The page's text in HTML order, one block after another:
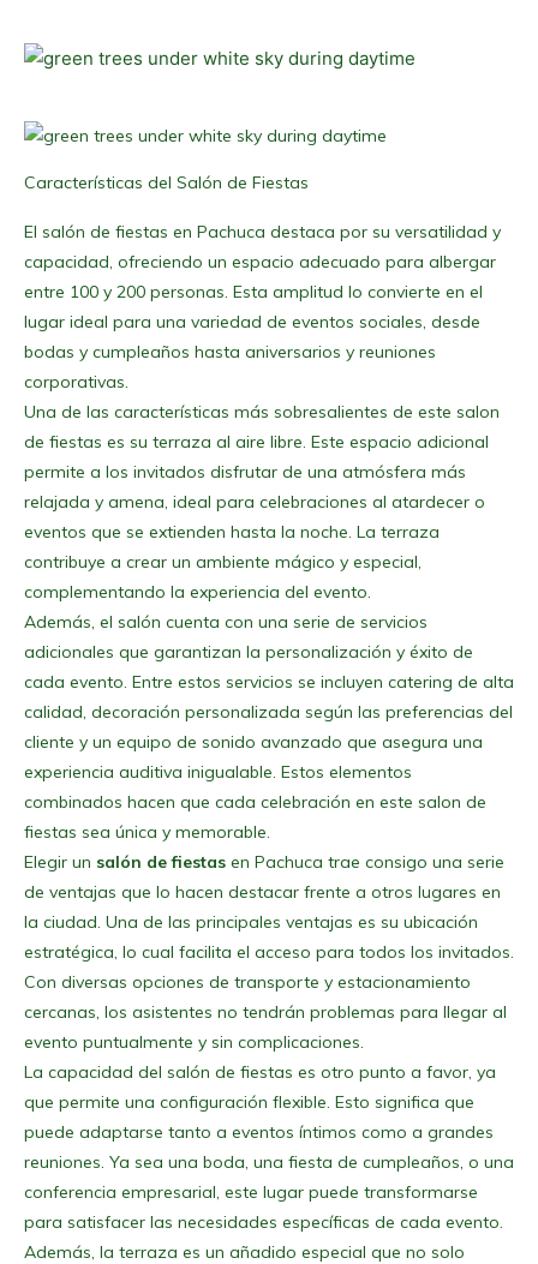
Características del Salón de Fiestas
El salón de fiestas en Pachuca destaca por su versatilidad y
capacidad, ofreciendo un espacio adecuado para albergar
entre 100 y 200 personas. Esta amplitud lo convierte en el
lugar ideal para una variedad de eventos sociales, desde
bodas y cumpleaños hasta aniversarios y reuniones
corporativas.
Una de las características más sobresalientes de este salon
de fiestas es su terraza al aire libre. Este espacio adicional
permite a los invitados disfrutar de una atmósfera más
relajada y amena, ideal para celebraciones al atardecer o
eventos que se extienden hasta la noche. La terraza
contribuye a crear un ambiente mágico y especial,
complementando la experiencia del evento.
Además, el salón cuenta con una serie de servicios
adicionales que garantizan la personalización y éxito de
cada evento. Entre estos servicios se incluyen catering de alta
calidad, decoración personalizada según las preferencias del
cliente y un equipo de sonido avanzado que asegura una
experiencia auditiva inigualable. Estos elementos
combinados hacen que cada celebración en este salon de
fiestas sea única y memorable.
Elegir un salón de fiestas en Pachuca trae consigo una serie
de ventajas que lo hacen destacar frente a otros lugares en
la ciudad. Una de las principales ventajas es su ubicación
estratégica, lo cual facilita el acceso para todos los invitados.
Con diversas opciones de transporte y estacionamiento
cercanas, los asistentes no tendrán problemas para llegar al
evento puntualmente y sin complicaciones.
La capacidad del salón de fiestas es otro punto a favor, ya
que permite una configuración flexible. Esto significa que
puede adaptarse tanto a eventos íntimos como a grandes
reuniones. Ya sea una boda, una fiesta de cumpleaños, o una
conferencia empresarial, este lugar puede transformarse
para satisfacer las necesidades específicas de cada evento.
Además, la terraza es un añadido especial que no solo